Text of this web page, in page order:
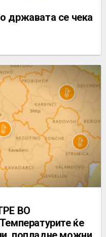
државата се чека
ВО
ќе